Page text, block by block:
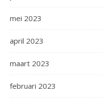
mei 2023
april 2023
maart 2023
februari 2023